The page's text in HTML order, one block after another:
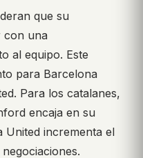
que su
con una
al equipo. Este
para Barcelona
Para los catalanes,
encaja en su
United incrementa el